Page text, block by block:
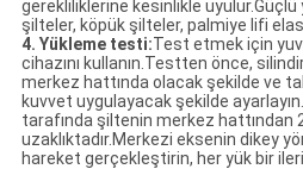
gerekliliklerine kesinlikle uyulur.Güçlü
şilteler, köpük şilteler, palmiye lifi
4. Yükleme testi:Test etmek için
cihazını kullanın.Testten önce,
merkez hattında olacak şekilde ve
kuvvet uygulayacak şekilde
tarafında şiltenin merkez hattından
uzaklıktadır.Merkezi eksenin dikey
hareket gerçekleştirin, her yük bir